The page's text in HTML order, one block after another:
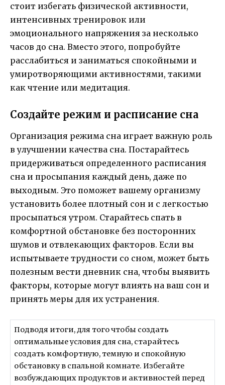
стоит избегать физической активности,
интенсивных тренировок или
эмоционального напряжения за несколько
часов до сна. Вместо этого, попробуйте
расслабиться и заниматься спокойными и
умиротворяющими активностями, такими
как чтение или медитация.
Создайте режим и расписание сна
Организация режима сна играет важную роль
в улучшении качества сна. Постарайтесь
придерживаться определенного расписания
сна и просыпания каждый день, даже по
выходным. Это поможет вашему организму
установить более плотный сон и с легкостью
просыпаться утром. Старайтесь спать в
комфортной обстановке без посторонних
шумов и отвлекающих факторов. Если вы
испытываете трудности со сном, может быть
полезным вести дневник сна, чтобы выявить
факторы, которые могут влиять на ваш сон и
принять меры для их устранения.
Подводя итоги, для того чтобы создать
оптимальные условия для сна, старайтесь
создать комфортную, темную и спокойную
обстановку в спальной комнате. Избегайте
возбуждающих продуктов и активностей перед